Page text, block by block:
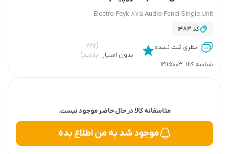
Electro Peyk 875 Audio Panel Single Unit
کد1483
نظری ثبت نشده
بدون امتیاز
(۲۲۷
بازدید)
شناسه کالا: 12115003
متاسفانه کالا در حال حاضر موجود نیست.
موجود شد به من اطلاع بده